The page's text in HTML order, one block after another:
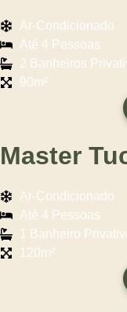
Ar-Condicionado
Até 4 Pessoas
2 Banheiros
90m²
Master
Ar-Condicionado
Até 4 Pessoas
1 Banheiro
120m²